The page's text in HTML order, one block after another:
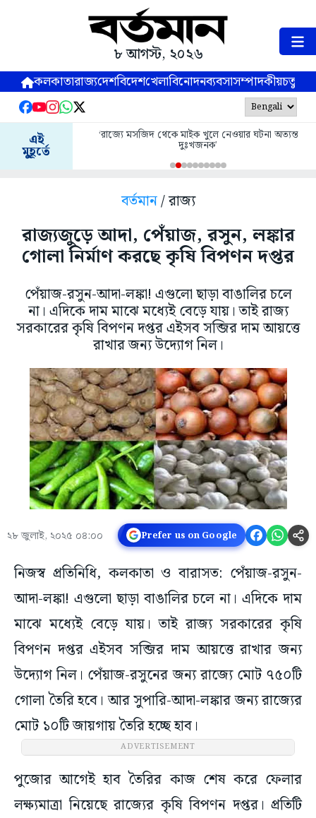
৮ আগস্ট, ২০২৬
কলকাতারাজ্যদেশবিদেশখেলাবিনোদনব্যবসাসম্পাদকীয়
এই
মুহূর্তে
‘রাজ্যে মসজিদ থেকে মাইক খুলে নেওয়ার ঘটনা অত্যন্ত
দুঃখজনক’
বর্তমান/ রাজ্য
রাজ্যজুড়ে আদা, পেঁয়াজ, রসুন, লঙ্কার
গোলা নির্মাণ করছে কৃষি বিপণন দপ্তর
পেঁয়াজ-রসুন-আদা-লঙ্কা! এগুলো ছাড়া বাঙালির চলে
না। এদিকে দাম মাঝে মধ্যেই বেড়ে যায়। তাই রাজ্য
সরকারের কৃষি বিপণন দপ্তর এইসব সব্জির দাম আয়ত্তে
রাখার জন্য উদ্যোগ নিল।
২৮ জুলাই, ২০২৫ ০৪:০০ Prefer us on Google
নিজস্ব প্রতিনিধি, কলকাতা ও বারাসত: পেঁয়াজ-রসুন-
আদা-লঙ্কা! এগুলো ছাড়া বাঙালির চলে না। এদিকে দাম
মাঝে মধ্যেই বেড়ে যায়। তাই রাজ্য সরকারের কৃষি
বিপণন দপ্তর এইসব সব্জির দাম আয়ত্তে রাখার জন্য
উদ্যোগ নিল। পেঁয়াজ-রসুনের জন্য রাজ্যে মোট ৭৫০টি
গোলা তৈরি হবে। আর সুপারি-আদা-লঙ্কার জন্য রাজ্যের
মোট ১০টি জায়গায় তৈরি হচ্ছে হাব।
ADVERTISEMENT
পুজোর আগেই হাব তৈরির কাজ শেষ করে ফেলার
লক্ষ্যমাত্রা নিয়েছে রাজ্যের কৃষি বিপণন দপ্তর। প্রতিটি